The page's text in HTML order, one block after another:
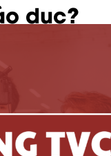
dục?